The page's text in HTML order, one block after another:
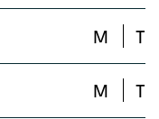
M T
M T